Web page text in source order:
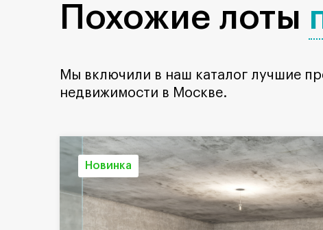
Похожие лоты
Мы включили в наш каталог лучшие
недвижимости в Москве.
Новинка